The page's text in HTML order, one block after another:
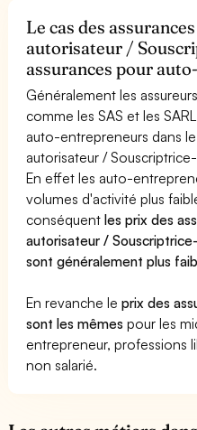
Le cas des
autorisateur /
assurances pour
Généralement les
comme les SAS et les
auto-entrepreneurs dans
autorisateur /
En effet les auto-
volumes d'activité plus
conséquentles prix des
autorisateur /
sont généralement plus
En revanche leprix des
sont les mêmes pour les
entrepreneur, professions
non salarié.